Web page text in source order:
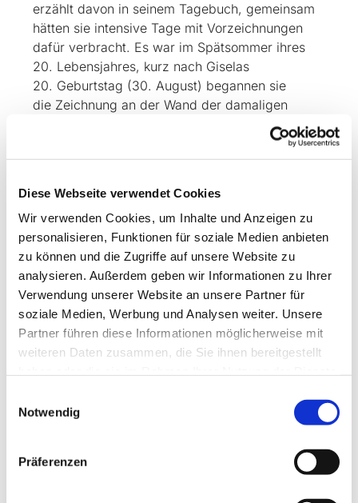
Diese Webseite verwendet Cookies
Wir verwenden Cookies, um Inhalte und Anzeigen zu
personalisieren, Funktionen für soziale Medien anbieten
zu können und die Zugriffe auf unsere Website zu
analysieren. Außerdem geben wir Informationen zu Ihrer
Verwendung unserer Website an unsere Partner für
soziale Medien, Werbung und Analysen weiter. Unsere
Partner führen diese Informationen möglicherweise mit
weiteren Daten zusammen, die Sie ihnen bereitgestellt
Notwendig
Präferenzen
erzählt davon in seinem Tagebuch, gemeinsam
hätten sie intensive Tage mit Vorzeichnungen
dafür verbracht. Es war im Spätsommer ihres
20. Lebensjahres, kurz nach Giselas
20. Geburtstag (30. August) begannen sie
die Zeichnung an der Wand der damaligen
Empore. Wie sehr der vier Monate jüngere
Grimm dieses gemeinsame Projekt genossen
hat, wie es ihn nach der Musterung in Berlin
dieses Motiv gemeinsam an die Wand zu
bringen und wie er dann 10 Tage keine Zeit hat,
um Eintragungen zu machen, spricht in seinem
Tagebuch schwarz auf weiß und zwischen den
Zeilen Bände. Es dauerte noch zwölf Jahre, bis
die beiden heirateten. Die beiden scheinen
dieses biblische Motiv mit ihrer Lebenswelt
verbunden zu haben: diese ganz alltägliche und
doch romantische Szene der heiligen Familie,
Maria kommt von hinter einem Busch hervor und
Kind.
wohl Millionen Bilder von der Mutter mit dem